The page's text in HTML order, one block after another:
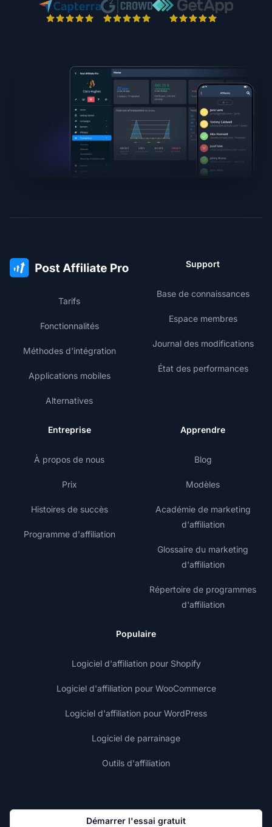
Tarifs
Fonctionnalités
Méthodes d'intégration
Applications mobiles
Alternatives
Support
Base de connaissances
Espace membres
Journal des modifications
État des performances
Entreprise
À propos de nous
Prix
Histoires de succès
Programme d'affiliation
Apprendre
Blog
Modèles
Académie de marketing
d'affiliation
Glossaire du marketing
d'affiliation
Répertoire de programmes
d'affiliation
Populaire
Logiciel d'affiliation pour Shopify
Logiciel d'affiliation pour WooCommerce
Logiciel d'affiliation pour WordPress
Logiciel de parrainage
Outils d'affiliation
Démarrer l'essai gratuit